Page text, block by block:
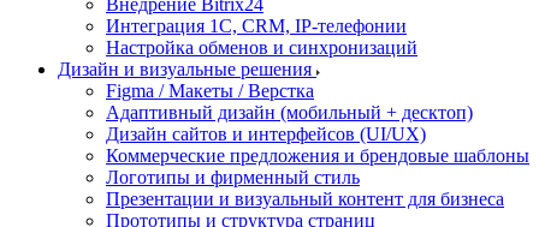
Внедрение Bitrix24
Интеграция 1С, CRM, IP-телефонии
Настройка обменов и синхронизаций
Дизайн и визуальные решения
Figma / Макеты / Верстка
Адаптивный дизайн (мобильный + десктоп)
Дизайн сайтов и интерфейсов (UI/UX)
Коммерческие предложения и брендовые шаблоны
Логотипы и фирменный стиль
Презентации и визуальный контент для бизнеса
Прототипы и структура страниц